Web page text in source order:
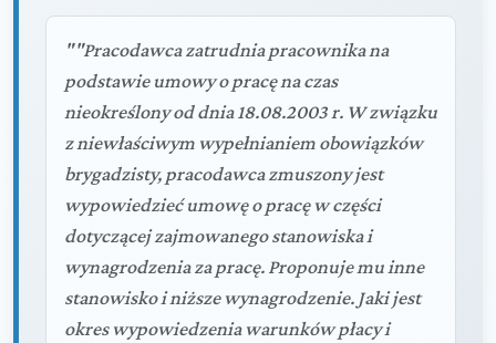
""Pracodawca zatrudnia pracownika na
podstawie umowy o pracę na czas
nieokreślony od dnia 18.08.2003 r. W związku
z niewłaściwym wypełnianiem obowiązków
brygadzisty, pracodawca zmuszony jest
wypowiedzieć umowę o pracę w części
dotyczącej zajmowanego stanowiska i
wynagrodzenia za pracę. Proponuje mu inne
stanowisko i niższe wynagrodzenie. Jaki jest
okres wypowiedzenia warunków płacy i